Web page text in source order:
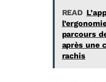
READ
parcours
après une
rachis